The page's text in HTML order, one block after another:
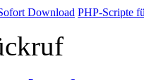
Download PHP-Scripte